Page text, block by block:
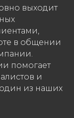
выходит
в общении
помогает
и
из наших